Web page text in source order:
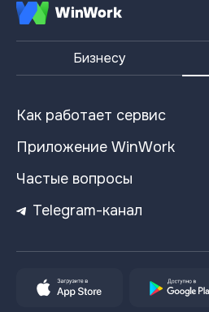
Бизнесу
Как работает сервис
Приложение WinWork
Частые вопросы
Telegram-канал